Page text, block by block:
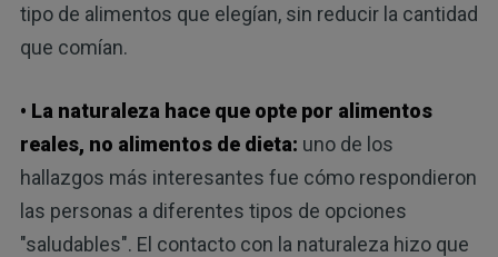
tipo de alimentos que elegían, sin reducir la cantidad
que comían.
• La naturaleza hace que opte por alimentos
reales, no alimentos de dieta: uno de los
hallazgos más interesantes fue cómo respondieron
las personas a diferentes tipos de opciones
"saludables". El contacto con la naturaleza hizo que